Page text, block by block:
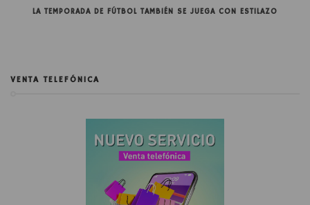
LA TEMPORADA DE FÚTBOL TAMBIÉN SE JUEGA CON ESTILAZO
VENTA TELEFÓNICA